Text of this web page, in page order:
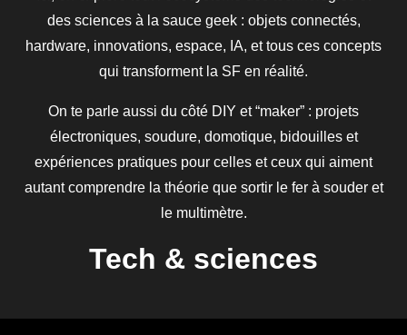
des sciences à la sauce geek : objets connectés,
hardware, innovations, espace, IA, et tous ces concepts
qui transforment la SF en réalité.
On te parle aussi du côté DIY et “maker” : projets
électroniques, soudure, domotique, bidouilles et
expériences pratiques pour celles et ceux qui aiment
autant comprendre la théorie que sortir le fer à souder et
le multimètre.
Tech & sciences